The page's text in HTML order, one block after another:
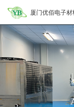
厦门优佰电子材